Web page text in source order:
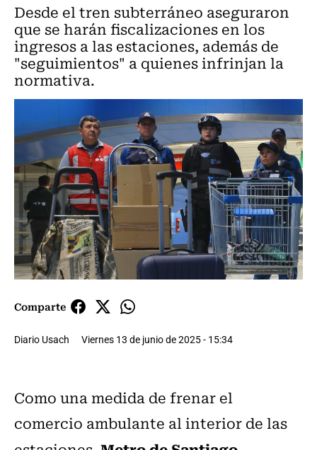
Desde el tren subterráneo aseguraron
que se harán fiscalizaciones en los
ingresos a las estaciones, además de
"seguimientos" a quienes infrinjan la
normativa.
Comparte
Diario Usach Viernes 13 de junio de 2025 - 15:34
Como una medida de frenar el
comercio ambulante al interior de las